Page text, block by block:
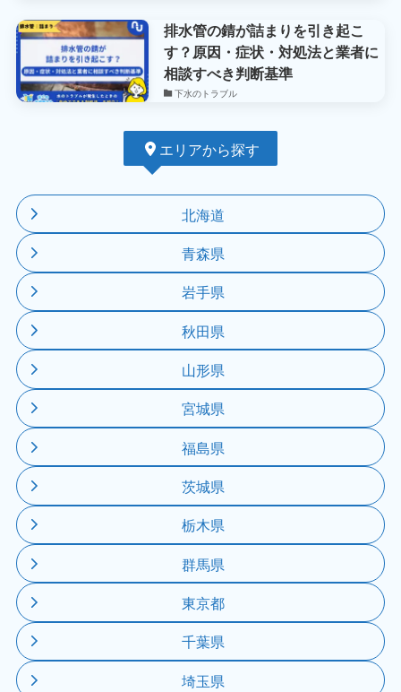
排水管の錆が詰まりを引き起こ
す？原因・症状・対処法と業者に
相談すべき判断基準
下水のトラブル
エリアから探す
北海道
青森県
岩手県
秋田県
山形県
宮城県
福島県
茨城県
栃木県
群馬県
東京都
千葉県
埼玉県